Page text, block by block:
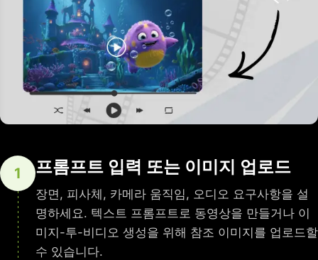
1 프롬프트 입력 또는 이미지 업로드
장면, 피사체, 카메라 움직임, 오디오 요구사항을 설
명하세요. 텍스트 프롬프트로 동영상을 만들거나 이
미지-투-비디오 생성을 위해 참조 이미지를 업로드할
수 있습니다.